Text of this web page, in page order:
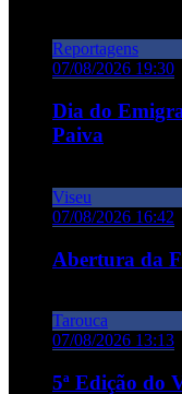
Reportagens
07/08/2026 19:30
Dia do
Paiva
Viseu
07/08/2026 16:42
Abertura da
Tarouca
07/08/2026 13:13
5ª Edição do